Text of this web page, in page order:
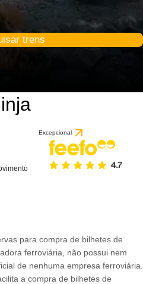
trens
Excepcional
para compra de bilhetes de
ferroviária, não possui nem
de nenhuma empresa ferroviária.
a compra de bilhetes de